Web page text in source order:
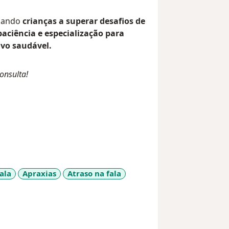
crianças a superar desafios de
e especialização para
saudável.
Apraxias Atraso na fala